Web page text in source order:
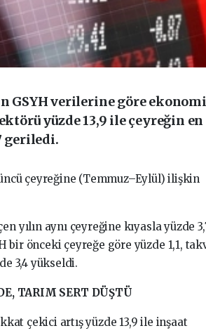
GSYH verilerine göre ekonomi
yüzde 13,9 ile çeyreğin en
geriledi.
çeyreğine (Temmuz–Eylül) ilişkin
aynı çeyreğine kıyasla yüzde
bir önceki çeyreğe göre yüzde 1,1,
3,4 yükseldi.
TARIM SERT DÜŞTÜ
çekici artış yüzde 13,9 ile inşaat